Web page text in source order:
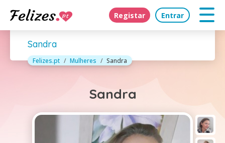
Registar Entrar
Sandra
Felizes.pt Mulheres Sandra
Sandra